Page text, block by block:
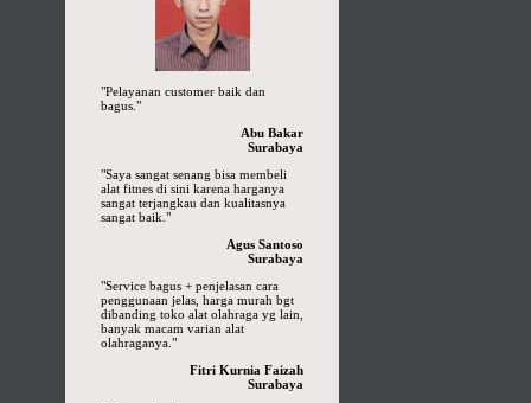
"Pelayanan customer baik dan
bagus."
Abu Bakar
Surabaya
"Saya sangat senang bisa membeli
alat fitnes di sini karena harganya
sangat terjangkau dan kualitasnya
sangat baik."
Agus Santoso
Surabaya
"Service bagus + penjelasan cara
penggunaan jelas, harga murah bgt
dibanding toko alat olahraga yg lain,
banyak macam varian alat
olahraganya."
Fitri Kurnia Faizah
Surabaya